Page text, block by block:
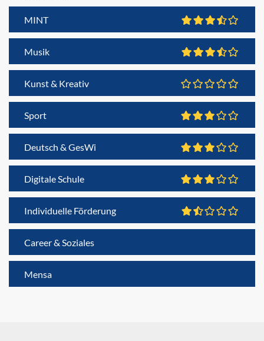
MINT
Musik
Kunst & Kreativ
Sport
Deutsch & GesWi
Digitale Schule
Individuelle Förderung
Career & Soziales
Mensa